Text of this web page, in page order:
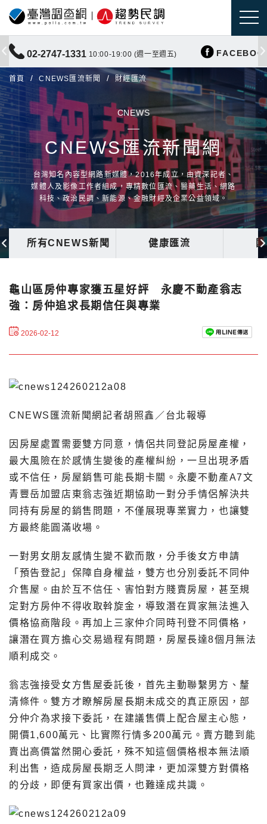
02-2747-1331 10:00-19:00 (週一至週五)
首頁 CNEWS匯流新聞 財經匯流
CNEWS
CNEWS匯流新聞網
台灣知名內容型網路新媒體，2016年成立，由資深記者、
媒體人及影像工作者組成，專精數位匯流、醫藥生活、網路
科技、政治民調、新能源、金融財經及企業公益領域。
所有CNEWS新聞 健康匯流
龜山區房仲專家獲五星好評 永慶不動產翁志
強：房仲追求長期信任與專業
2026-02-12
CNEWS匯流新聞網記者胡照鑫／台北報導
因房屋處置需要雙方同意，情侶共同登記房屋產權，
最大風險在於感情生變後的產權糾紛，一旦出現矛盾
或不信任，房屋銷售可能長期卡關。永慶不動產A7文
青豐岳加盟店東翁志強近期協助一對分手情侶解決共
同持有房屋的銷售問題，不僅展現專業實力，也讓雙
方最終能圓滿收場。
一對男女朋友感情生變不歡而散，分手後女方申請
「預告登記」保障自身權益，雙方也分別委託不同仲
介售屋。由於互不信任、害怕對方賤賣房屋，甚至規
定對方房仲不得收取斡旋金，導致潛在買家無法進入
價格協商階段。再加上三家仲介同時刊登不同價格，
讓潛在買方擔心交易過程有問題，房屋長達8個月無法
順利成交。
翁志強接受女方售屋委託後，首先主動聯繫男方、釐
清條件。雙方才瞭解房屋長期未成交的真正原因，部
分仲介為求接下委託，在建議售價上配合屋主心態，
開價1,600萬元、比實際行情多200萬元。賣方聽到能
賣出高價當然開心委託，殊不知這個價格根本無法順
利出售，造成房屋長期乏人問津，更加深雙方對價格
的分歧，即便有買家出價，也難達成共識。